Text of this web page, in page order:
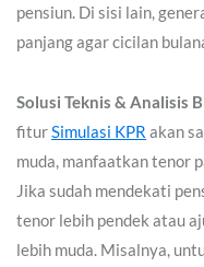
pensiun. Di sisi lain,
panjang agar cicilan
Solusi Teknis & Analisis
fiturSimulasi KPR akan
muda, manfaatkan tenor
Jika sudah mendekati
tenor lebih pendek atau
lebih muda. Misalnya,